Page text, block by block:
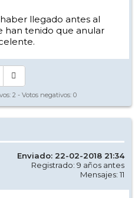
llegado antes al
han tenido que anular
2 - Votos negativos: 0
Enviado: 22-02-2018 21:34
Registrado: 9 años antes
Mensajes: 11